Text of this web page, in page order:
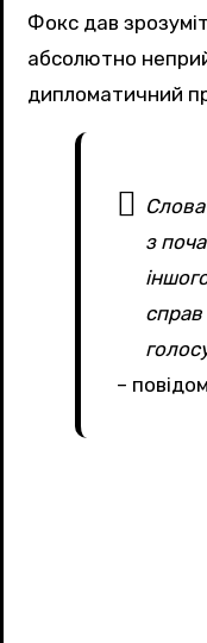
Фокс дав
абсолютно
дипломатичний
Слова
з
справ
–